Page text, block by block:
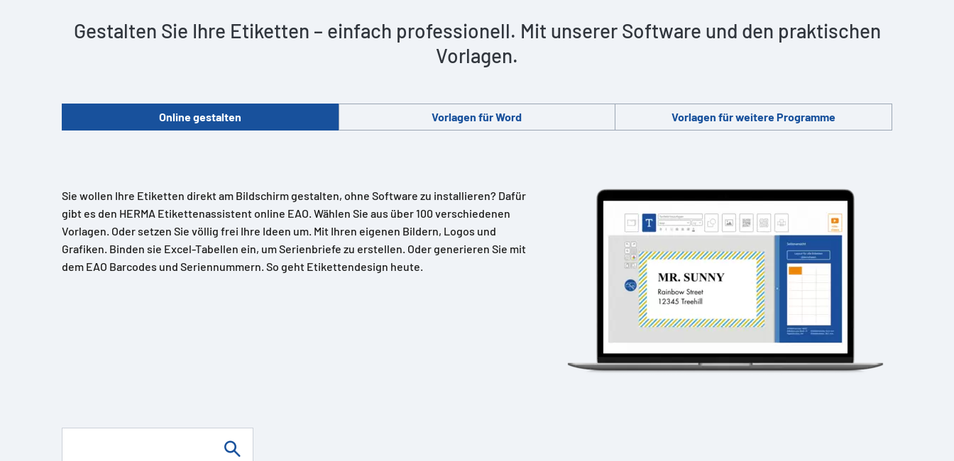
Gestalten Sie Ihre Etiketten – einfach professionell. Mit unserer Software und den praktischen
Vorlagen.
Online gestalten Vorlagen für Word Vorlagen für weitere Programme
Sie wollen Ihre Etiketten direkt am Bildschirm gestalten, ohne Software zu installieren? Dafür
gibt es den HERMA Etikettenassistent online EAO. Wählen Sie aus über 100 verschiedenen
Vorlagen. Oder setzen Sie völlig frei Ihre Ideen um. Mit Ihren eigenen Bildern, Logos und
Grafiken. Binden sie Excel-Tabellen ein, um Serienbriefe zu erstellen. Oder generieren Sie mit
dem EAO Barcodes und Seriennummern. So geht Etikettendesign heute.